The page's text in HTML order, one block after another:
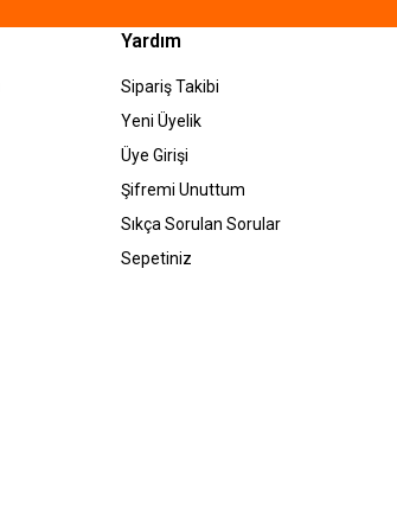
Yardım
Sipariş Takibi
Yeni Üyelik
Üye Girişi
Şifremi Unuttum
Sıkça Sorulan Sorular
Sepetiniz